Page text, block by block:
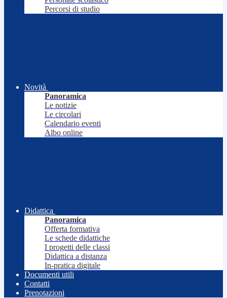
Percorsi di studio
Novità
Panoramica
Le notizie
Le circolari
Calendario eventi
Albo online
Didattica
Panoramica
Offerta formativa
Le schede didattiche
I progetti delle classi
Didattica a distanza
In-pratica digitale
Documenti utili
Contatti
Prenotazioni